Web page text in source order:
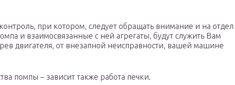
при котором, следует обращать внимание и на отдел
и взаимосвязанные с ней агрегаты, будут служить Вам
двигателя, от внезапной неисправности, вашей машине
помпы – зависит также работа печки.